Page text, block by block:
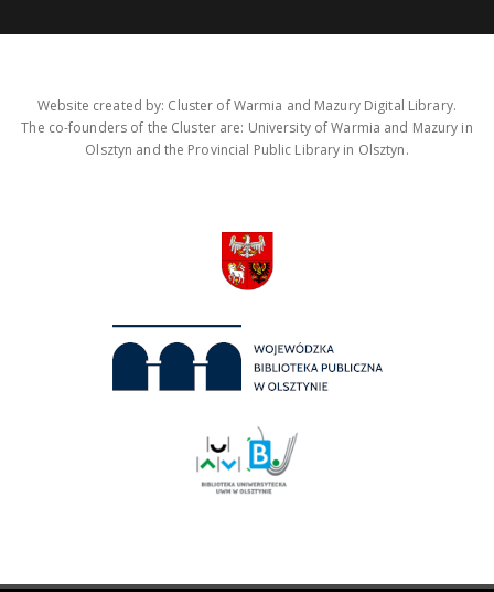
Website created by: Cluster of Warmia and Mazury Digital Library.
The co-founders of the Cluster are: University of Warmia and Mazury in
Olsztyn and the Provincial Public Library in Olsztyn.